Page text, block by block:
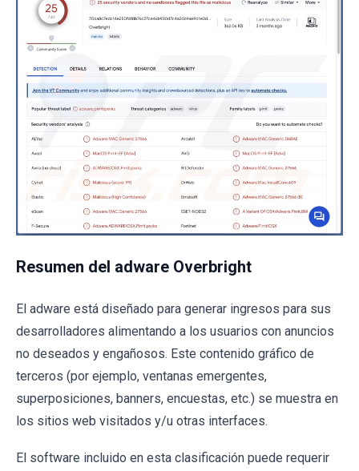
Resumen del adware Overbright
El adware está diseñado para generar ingresos para sus
desarrolladores alimentando a los usuarios con anuncios
no deseados y engañosos. Este contenido gráfico de
terceros (por ejemplo, ventanas emergentes,
superposiciones, banners, encuestas, etc.) se muestra en
los sitios web visitados y/u otras interfaces.
El software incluido en esta clasificación puede requerir